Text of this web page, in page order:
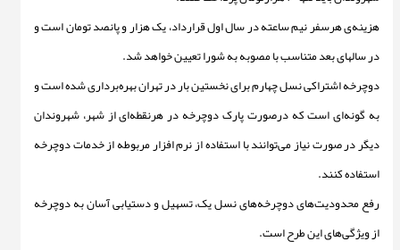
هزینه‌ی هرسفر نیم ساعته در سال اول قرارداد، یک هزار و پانصد تومان است و
در سالهای بعد متناسب با مصوبه به شورا تعیین خواهد شد.
دوچرخه اشتراکی نسل چهارم برای نخستین بار در تهران بهره‌برداری شده است و
به گونه‌ای است که درصورت پارک دوچرخه در هرنقطه‌ای از شهر، شهروندان
دیگر در صورت نیاز می‌توانند با استفاده از نرم افزار مربوطه از خدمات دوچرخه
استفاده کنند.
رفع محدودیت‌های دوچرخه‌های نسل یک، تسهیل و دستیابی آسان به دوچرخه
از ویژگی‌های این طرح است.